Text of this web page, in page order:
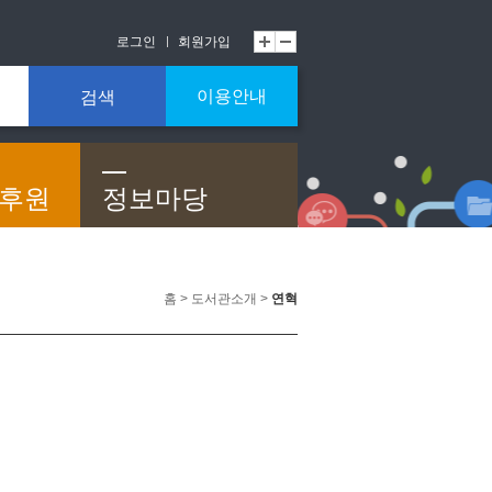
로그인 회원가입
검색 이용안내
원 정보마당
홈 > 도서관소개 > 연혁